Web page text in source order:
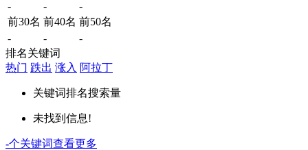
- -
-
前30名 前40名 前50名
-
-
-
排名关键词
热门 跌出 涨入 阿拉丁
关键词排名搜索量
未找到信息!
-个关键词查看更多